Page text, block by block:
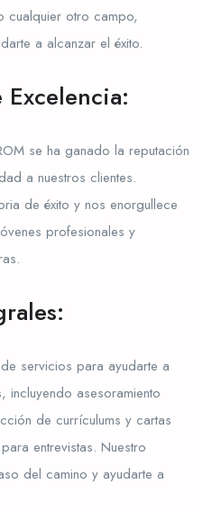
cualquier otro campo,
a alcanzar el éxito.
se ha ganado la reputación
a nuestros clientes.
de éxito y nos enorgullece
profesionales y
servicios para ayudarte a
incluyendo asesoramiento
de currículums y cartas
entrevistas. Nuestro
del camino y ayudarte a